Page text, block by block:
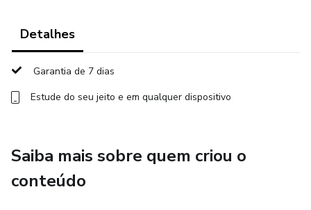
corretamente e gerir estoques para maximizar a sobra de
caixa.
vendas e contratações em poucos minutos.
ou comércio pequeno em um negócio faturando 7 dígitos,
como o caso real que inspirou este curso.
Detalhes
Garantia de 7 dias
Estude do seu jeito e em qualquer dispositivo
Saiba mais sobre quem criou o
conteúdo